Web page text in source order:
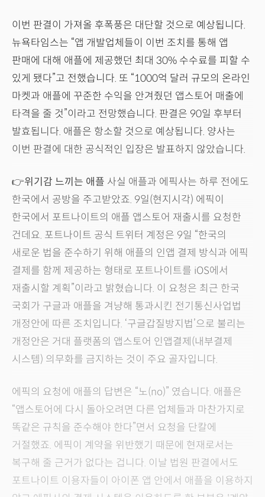
이번 판결이 가져올 후폭풍은 대단할 것으로 예상됩니다.
뉴욕타임스는 “앱 개발업체들이 이번 조치를 통해 앱
판매에 대해 애플에 제공했던 최대 30% 수수료를 피할 수
있게 됐다”고 전했습니다. 또 “1000억 달러 규모의 온라인
마켓과 애플에 꾸준한 수익을 안겨줬던 앱스토어 매출에
타격을 줄 것”이라고 전망했습니다. 판결은 90일 후부터
발효됩니다. 애플은 항소할 것으로 예상됩니다. 양사는
이번 판결에 대한 공식적인 입장은 발표하지 않았습니다.
👉위기감 느끼는 애플 사실 애플과 에픽사는 하루 전에도
한국에서 공방을 주고받았죠. 9일(현지시각) 에픽이
한국에서 포트나이트의 애플 앱스토어 재출시를 요청한
건데요. 포트나이트 공식 트위터 계정은 9일 “한국의
새로운 법을 준수하기 위해 애플의 인앱 결제 방식과 에픽
결제를 함께 제공하는 형태로 포트나이트를 iOS에서
재출시할 계획”이라고 밝혔습니다. 이 요청은 최근 한국
국회가 구글과 애플을 겨냥해 통과시킨 전기통신사업법
개정안에 따른 조치입니다. ‘구글갑질방지법’으로 불리는
개정안은 거대 플랫폼의 앱스토어 인앱결제(내부결제
시스템) 의무화를 금지하는 것이 주요 골자입니다.
에픽의 요청에 애플의 답변은 “노(no)” 였습니다. 애플은
“앱스토어에 다시 돌아오려면 다른 업체들과 마찬가지로
똑같은 규칙을 준수해야 한다”면서 요청을 단칼에
거절했죠. 에픽이 계약을 위반했기 때문에 현재로서는
복구해 줄 근거가 없다는 겁니다. 이날 법원 판결에서도
포트나이트 이용자들이 아이폰 앱 안에서 애플을 이용하지